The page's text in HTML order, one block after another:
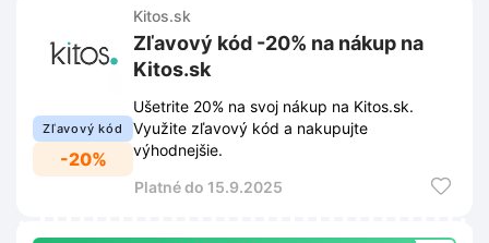
Zľavový kód
-20%
Kitos.sk
Zľavový kód -20% na nákup na
Kitos.sk
Ušetrite 20% na svoj nákup na Kitos.sk.
Využite zľavový kód a nakupujte
výhodnejšie.
Platné do 15.9.2025